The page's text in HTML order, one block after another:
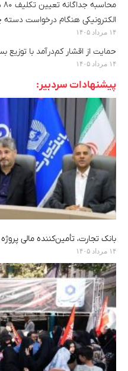
الکترونیکی هنگام درخواست
۱۴ مرداد ۱۴۰۵
حمایت از اقشار کم‌درآمد با
۱۴ مرداد ۱۴۰۵
پیشنهادات سردبیر:
بانک تجارت، تأمین‌کننده مالی پروژه بازسازی
۱۴ مرداد ۱۴۰۵